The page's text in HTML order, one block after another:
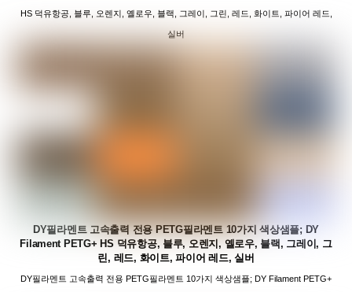
HS 덕유항공, 블루, 오렌지, 옐로우, 블랙, 그레이, 그린, 레드, 화이트, 파이어 레드,
실버
DY필라멘트 고속출력 전용 PETG필라멘트 10가지 색상샘플; DY
Filament PETG+ HS 덕유항공, 블루, 오렌지, 옐로우, 블랙, 그레이, 그
린, 레드, 화이트, 파이어 레드, 실버
DY필라멘트 고속출력 전용 PETG필라멘트 10가지 색상샘플; DY Filament PETG+